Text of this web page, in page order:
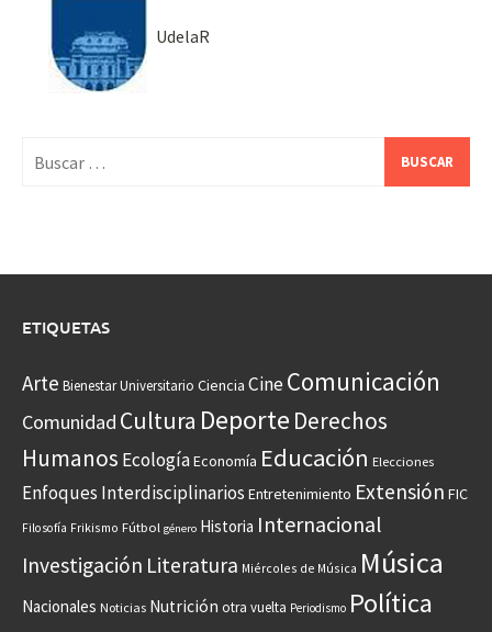
UdelaR
ETIQUETAS
Arte Bienestar Universitario Ciencia CineComunicación
Comunidad Cultura Deporte Derechos
Humanos EcologíaEconomía Educación Elecciones
Enfoques Interdisciplinarios Entretenimiento Extensión FIC
Filosofía Frikismo Fútbol género Historia Internacional
Investigación Literatura Miércoles de Música Música
Nacionales Noticias Nutrición otra vuelta Periodismo Política